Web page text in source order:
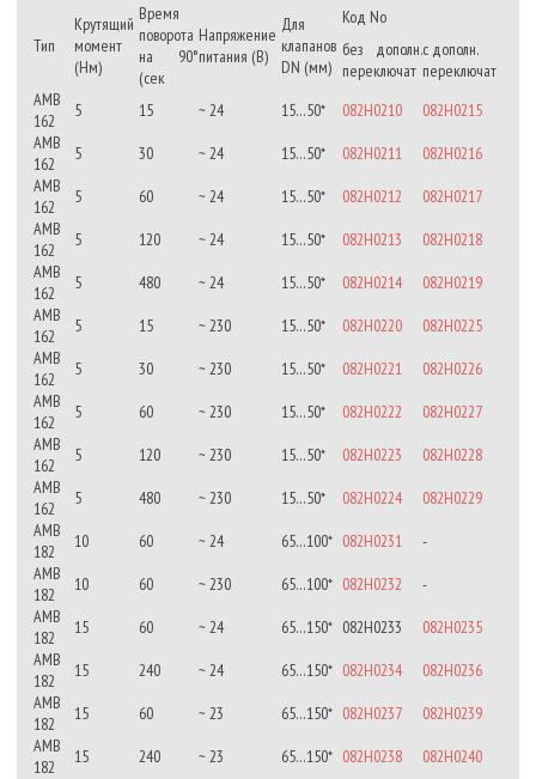
Тип
Крутящий
момент
(Нм)
Время
поворота
на 90°
(сек
Напряжение
питания (В)
Для
клапанов
DN (мм)
Код No
без дополн.
переключат
с дополн.
переключат
AMB
162
5 15 ~ 24 15…50* 082H0210
082H0215
AMB
162
5 30 ~ 24 15…50* 082H0211
082H0216
AMB
162
5 60 ~ 24 15…50* 082H0212
082H0217
AMB
162
5 120 ~ 24 15…50* 082H0213
082H0218
AMB
162
5 480 ~ 24 15…50* 082H0214
082H0219
AMB
162
5 15 ~ 230 15…50* 082H0220
082H0225
AMB
162
5 30 ~ 230 15…50* 082H0221
082H0226
AMB
162
5 60 ~ 230 15…50* 082H0222
082H0227
AMB
162
5 120 ~ 230 15…50* 082H0223
082H0228
AMB
162
5 480 ~ 230 15…50* 082H0224
082H0229
AMB
182
10 60 ~ 24 65…100* 082H0231
-
AMB
182
10 60 ~ 230 65…100* 082H0232
-
AMB
182
15 60 ~ 24 65…150* 082H0233
082H0235
AMB
182
15 240 ~ 24 65…150* 082H0234
082H0236
AMB
182
15 60 ~ 23 65…150* 082H0237
082H0239
AMB
182
15 240 ~ 23 65…150* 082H0238 082H0240